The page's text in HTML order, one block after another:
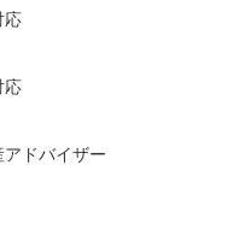
バイザー